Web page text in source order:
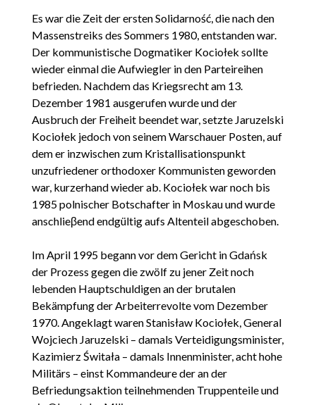
Es war die Zeit der ersten Solidarność, die nach den
Massenstreiks des Sommers 1980, entstanden war.
Der kommunistische Dogmatiker Kociołek sollte
wieder einmal die Aufwiegler in den Parteireihen
befrieden. Nachdem das Kriegsrecht am 13.
Dezember 1981 ausgerufen wurde und der
Ausbruch der Freiheit beendet war, setzte Jaruzelski
Kociołek jedoch von seinem Warschauer Posten, auf
dem er inzwischen zum Kristallisationspunkt
unzufriedener orthodoxer Kommunisten geworden
war, kurzerhand wieder ab. Kociołek war noch bis
1985 polnischer Botschafter in Moskau und wurde
anschlieβend endgültig aufs Altenteil abgeschoben.
Im April 1995 begann vor dem Gericht in Gdańsk
der Prozess gegen die zwölf zu jener Zeit noch
lebenden Hauptschuldigen an der brutalen
Bekämpfung der Arbeiterrevolte vom Dezember
1970. Angeklagt waren Stanisław Kociołek, General
Wojciech Jaruzelski – damals Verteidigungsminister,
Kazimierz Świtała – damals Innenminister, acht hohe
Militärs – einst Kommandeure der an der
Befriedungsaktion teilnehmenden Truppenteile und